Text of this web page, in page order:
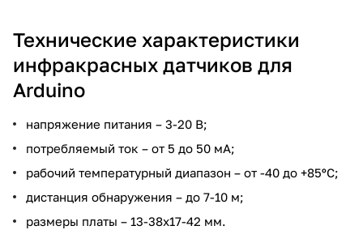
Технические характеристики
инфракрасных датчиков для
Arduino
напряжение питания – 3-20 В;
потребляемый ток – от 5 до 50 мА;
рабочий температурный диапазон – от -40 до +85ºС;
дистанция обнаружения – до 7-10 м;
размеры платы – 13-38х17-42 мм.